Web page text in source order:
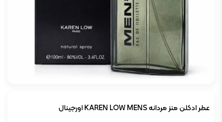
عطر ادکلن منز مردانه KAREN LOW MENS اورجینال